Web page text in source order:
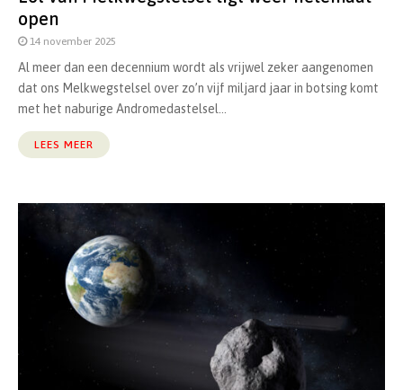
open
14 november 2025
Al meer dan een decennium wordt als vrijwel zeker aangenomen
dat ons Melkwegstelsel over zo’n vijf miljard jaar in botsing komt
met het naburige Andromedastelsel...
LEES MEER